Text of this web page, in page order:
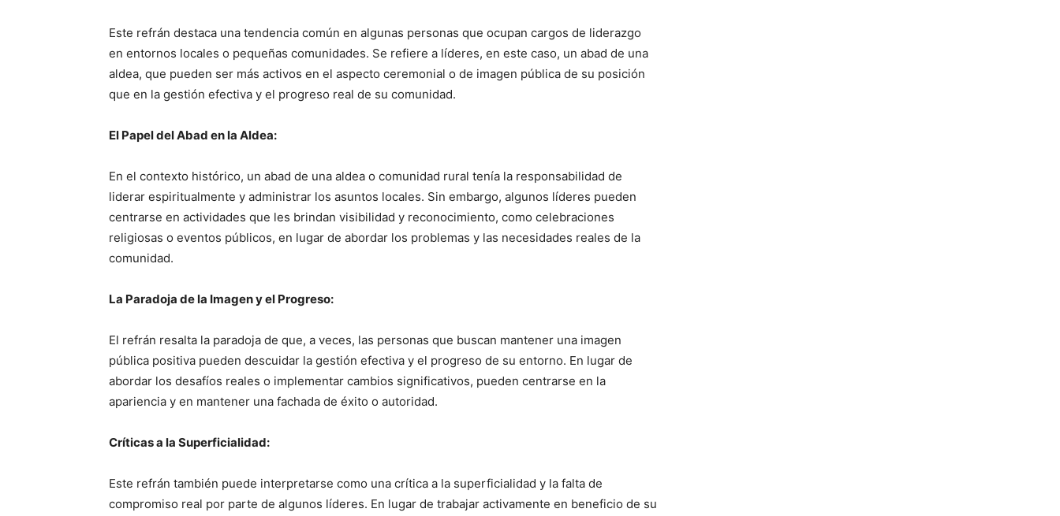
Este refrán destaca una tendencia común en algunas personas que ocupan cargos de liderazgo
en entornos locales o pequeñas comunidades. Se refiere a líderes, en este caso, un abad de una
aldea, que pueden ser más activos en el aspecto ceremonial o de imagen pública de su posición
que en la gestión efectiva y el progreso real de su comunidad.
El Papel del Abad en la Aldea:
En el contexto histórico, un abad de una aldea o comunidad rural tenía la responsabilidad de
liderar espiritualmente y administrar los asuntos locales. Sin embargo, algunos líderes pueden
centrarse en actividades que les brindan visibilidad y reconocimiento, como celebraciones
religiosas o eventos públicos, en lugar de abordar los problemas y las necesidades reales de la
comunidad.
La Paradoja de la Imagen y el Progreso:
El refrán resalta la paradoja de que, a veces, las personas que buscan mantener una imagen
pública positiva pueden descuidar la gestión efectiva y el progreso de su entorno. En lugar de
abordar los desafíos reales o implementar cambios significativos, pueden centrarse en la
apariencia y en mantener una fachada de éxito o autoridad.
Críticas a la Superficialidad:
Este refrán también puede interpretarse como una crítica a la superficialidad y la falta de
compromiso real por parte de algunos líderes. En lugar de trabajar activamente en beneficio de su